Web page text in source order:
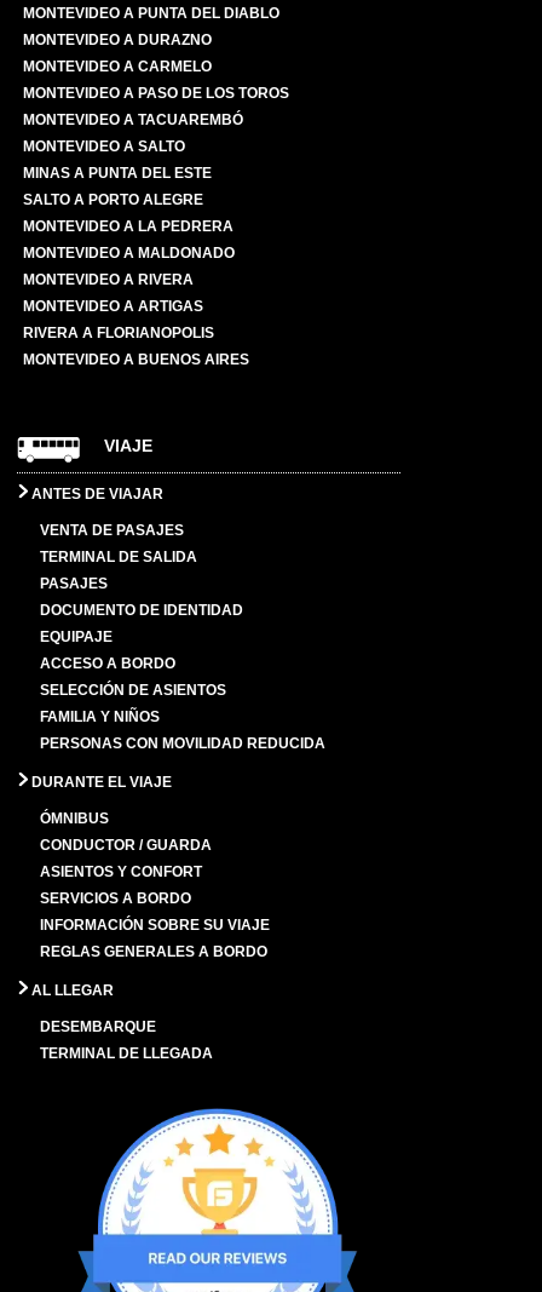
MONTEVIDEO A PUNTA DEL DIABLO
MONTEVIDEO A DURAZNO
MONTEVIDEO A CARMELO
MONTEVIDEO A PASO DE LOS TOROS
MONTEVIDEO A TACUAREMBÓ
MONTEVIDEO A SALTO
MINAS A PUNTA DEL ESTE
SALTO A PORTO ALEGRE
MONTEVIDEO A LA PEDRERA
MONTEVIDEO A MALDONADO
MONTEVIDEO A RIVERA
MONTEVIDEO A ARTIGAS
RIVERA A FLORIANOPOLIS
MONTEVIDEO A BUENOS AIRES
VIAJE
ANTES DE VIAJAR
VENTA DE PASAJES
TERMINAL DE SALIDA
PASAJES
DOCUMENTO DE IDENTIDAD
EQUIPAJE
ACCESO A BORDO
SELECCIÓN DE ASIENTOS
FAMILIA Y NIÑOS
PERSONAS CON MOVILIDAD REDUCIDA
DURANTE EL VIAJE
ÓMNIBUS
CONDUCTOR / GUARDA
ASIENTOS Y CONFORT
SERVICIOS A BORDO
INFORMACIÓN SOBRE SU VIAJE
REGLAS GENERALES A BORDO
AL LLEGAR
DESEMBARQUE
TERMINAL DE LLEGADA